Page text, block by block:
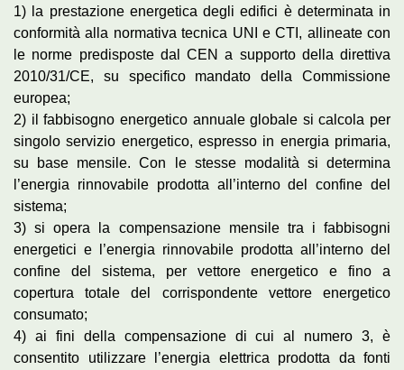
1) la prestazione energetica degli edifici è determinata in
conformità alla normativa tecnica UNI e CTI, allineate con
le norme predisposte dal CEN a supporto della direttiva
2010/31/CE, su specifico mandato della Commissione
europea;
2) il fabbisogno energetico annuale globale si calcola per
singolo servizio energetico, espresso in energia primaria,
su base mensile. Con le stesse modalità si determina
l’energia rinnovabile prodotta all’interno del confine del
sistema;
3) si opera la compensazione mensile tra i fabbisogni
energetici e l’energia rinnovabile prodotta all’interno del
confine del sistema, per vettore energetico e fino a
copertura totale del corrispondente vettore energetico
consumato;
4) ai fini della compensazione di cui al numero 3, è
consentito utilizzare l’energia elettrica prodotta da fonti